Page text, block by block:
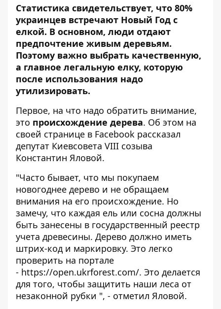
Статистика свидетельствует, что 80%
украинцев встречают Новый Год с
елкой. В основном, люди отдают
предпочтение живым деревьям.
Поэтому важно выбрать качественную,
а главное легальную елку, которую
после использования надо
утилизировать.
Первое, на что надо обратить внимание,
это происхождение дерева. Об этом на
своей странице в Facebook рассказал
депутат Киевсовета VIII созыва
Константин Яловой.
"Часто бывает, что мы покупаем
новогоднее дерево и не обращаем
внимания на его происхождение. Но
замечу, что каждая ель или сосна должны
быть занесены в государственный реестр
учета древесины. Дерево должно иметь
штрих-код и маркировку. Это легко
проверить на портале
- https://open.ukrforest.com/. Это делается
для того, чтобы защитить наши леса от
незаконной рубки ", - отметил Яловой.